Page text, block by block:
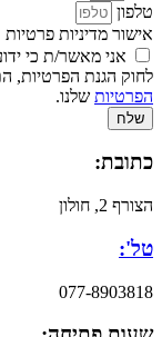
טלפון
אישור מדיניות פרטיות
אני מאשר/ת כי
לחוק הגנת הפרטיות, התשמ"א–1981 (כולל
הפרטיות שלנו.
שלח
כתובת:
הצורף 2, חולון
טל':
077-8903818